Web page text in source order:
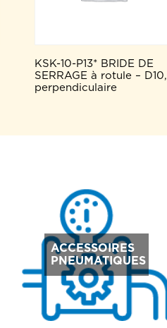
KSK-10-P13* BRIDE DE
SERRAGE à rotule – D10,
perpendiculaire
ACCESSOIRES
PNEUMATIQUES